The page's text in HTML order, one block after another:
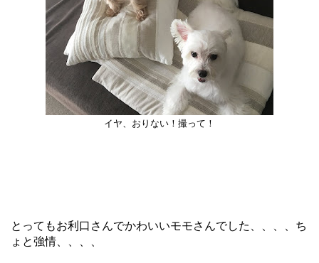
イヤ、おりない！撮って！
とってもお利口さんでかわいいモモさんでした、、、、ち
ょと強情、、、、